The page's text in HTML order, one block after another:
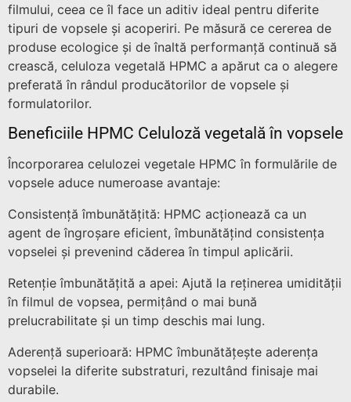
filmului, ceea ce îl face un aditiv ideal pentru diferite
tipuri de vopsele și acoperiri. Pe măsură ce cererea de
produse ecologice și de înaltă performanță continuă să
crească, celuloza vegetală HPMC a apărut ca o alegere
preferată în rândul producătorilor de vopsele și
formulatorilor.
Beneficiile HPMC Celuloză vegetală în vopsele
Încorporarea celulozei vegetale HPMC în formulările de
vopsele aduce numeroase avantaje:
Consistență îmbunătățită: HPMC acționează ca un
agent de îngroșare eficient, îmbunătățind consistența
vopselei și prevenind căderea în timpul aplicării.
Retenție îmbunătățită a apei: Ajută la reținerea umidității
în filmul de vopsea, permițând o mai bună
prelucrabilitate și un timp deschis mai lung.
Aderență superioară: HPMC îmbunătățește aderența
vopselei la diferite substraturi, rezultând finisaje mai
durabile.